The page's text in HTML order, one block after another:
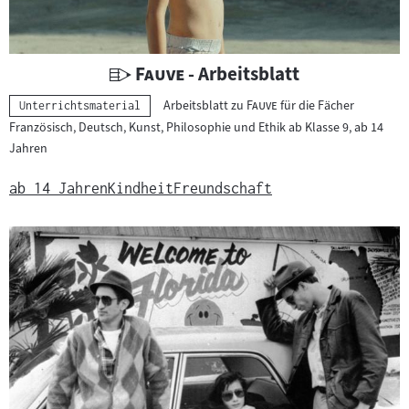
e
r
i
a
l
:
U
n
t
r
c
h
t
s
m
a
t
e
"
Fauve"- Arbeitsblatt
Kategorie:
Unterrichtsmaterial Arbeitsblatt zu "Fauve "für die Fächer
Französisch, Deutsch, Kunst, Philosophie und Ethik ab Klasse 9, ab 14
Jahren
ab 14 JahrenKindheitFreundschaft